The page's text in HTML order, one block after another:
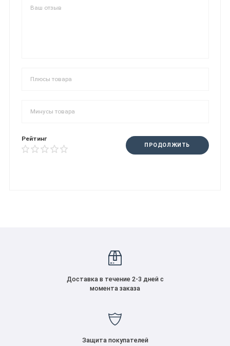
Рейтинг
ПРОДОЛЖИТЬ
Доставка в течение 2-3 дней с
момента заказа
Защита покупателей